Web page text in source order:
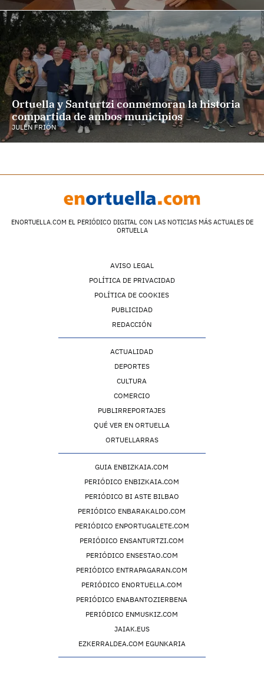
Ortuella y Santurtzi conmemoran la historia
compartida de ambos municipios
JULEN FRIÓN
ENORTUELLA.COM EL PERIÓDICO DIGITAL CON LAS NOTICIAS MÁS ACTUALES DE
ORTUELLA
AVISO LEGAL
POLÍTICA DE PRIVACIDAD
POLÍTICA DE COOKIES
PUBLICIDAD
REDACCIÓN
ACTUALIDAD
DEPORTES
CULTURA
COMERCIO
PUBLIRREPORTAJES
QUÉ VER EN ORTUELLA
ORTUELLARRAS
GUIA ENBIZKAIA.COM
PERIÓDICO ENBIZKAIA.COM
PERIÓDICO BI ASTE BILBAO
PERIÓDICO ENBARAKALDO.COM
PERIÓDICO ENPORTUGALETE.COM
PERIÓDICO ENSANTURTZI.COM
PERIÓDICO ENSESTAO.COM
PERIÓDICO ENTRAPAGARAN.COM
PERIÓDICO ENORTUELLA.COM
PERIÓDICO ENABANTOZIERBENA
PERIÓDICO ENMUSKIZ.COM
JAIAK.EUS
EZKERRALDEA.COM EGUNKARIA